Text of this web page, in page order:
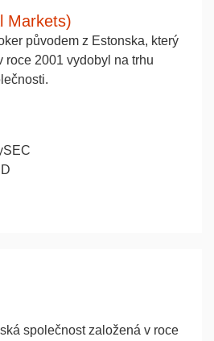
Markets)
původem z Estonska, který
roce 2001 vydobyl na trhu
společnost založená v roce